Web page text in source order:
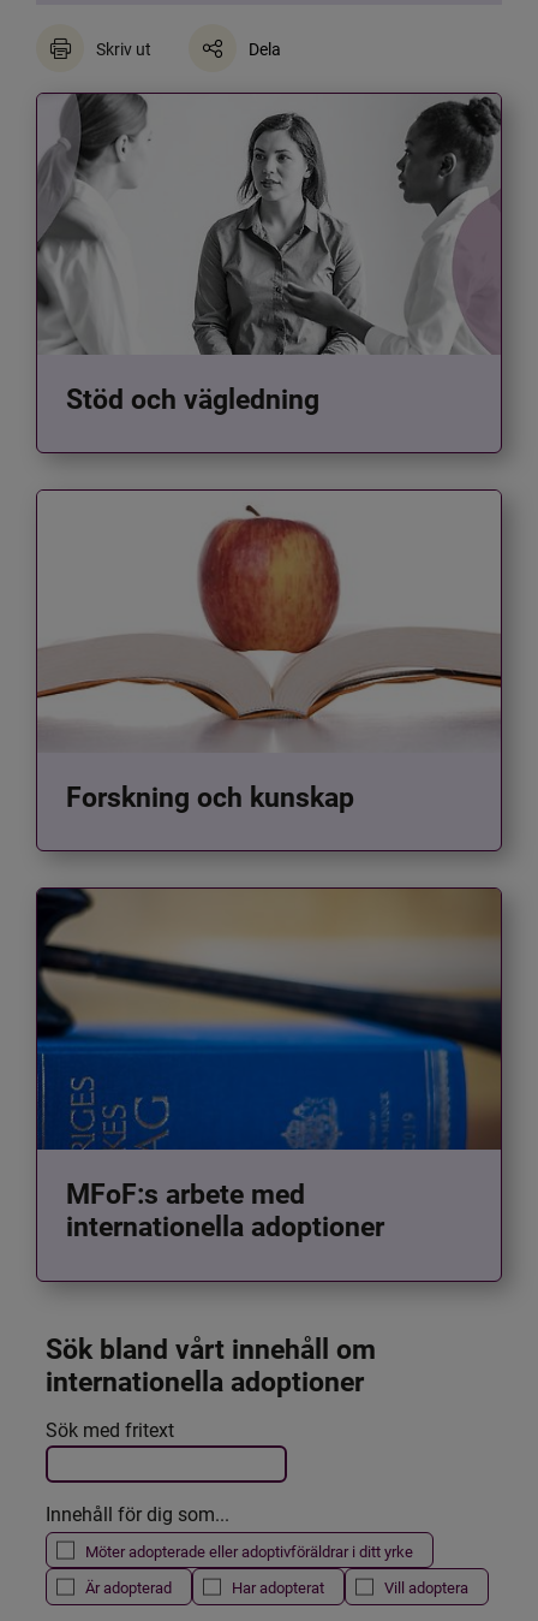
Skriv ut Dela
Stöd och vägledning
Forskning och kunskap
MFoF:s arbete med
internationella adoptioner
Sök bland vårt innehåll om
internationella adoptioner
Filtrera resultatet
Det här formuläret postas automatiskt
Sök med fritext
Innehåll för dig som...
Möter adopterade eller adoptivföräldrar i ditt yrke
Är adopterad
Har adopterat Vill adoptera